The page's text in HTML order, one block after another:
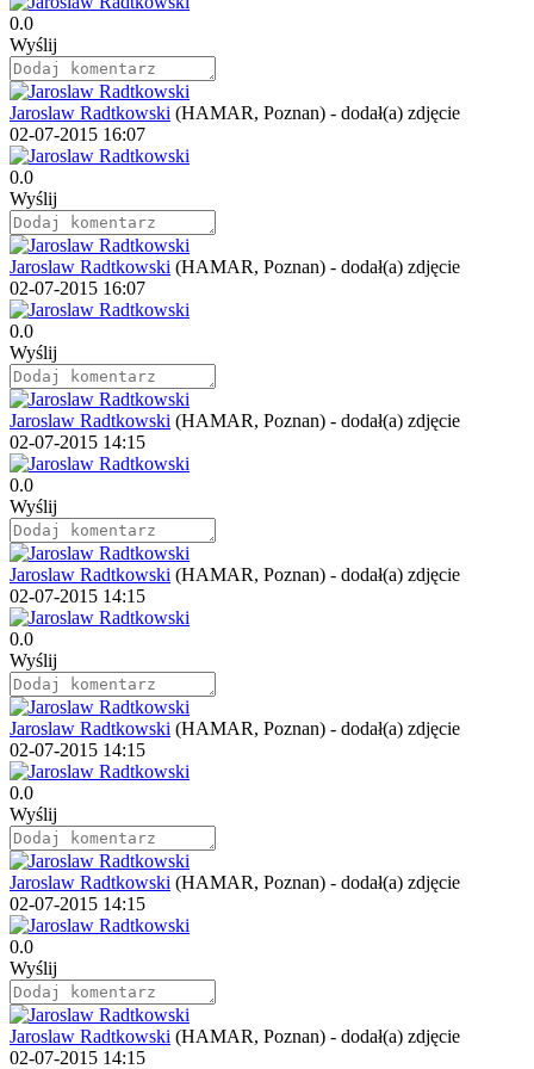
0.0
Wyślij
Jaroslaw Radtkowski (HAMAR, Poznan) - dodał(a) zdjęcie
02-07-2015 16:07
0.0
Wyślij
Jaroslaw Radtkowski (HAMAR, Poznan) - dodał(a) zdjęcie
02-07-2015 16:07
0.0
Wyślij
Jaroslaw Radtkowski (HAMAR, Poznan) - dodał(a) zdjęcie
02-07-2015 14:15
0.0
Wyślij
Jaroslaw Radtkowski (HAMAR, Poznan) - dodał(a) zdjęcie
02-07-2015 14:15
0.0
Wyślij
Jaroslaw Radtkowski (HAMAR, Poznan) - dodał(a) zdjęcie
02-07-2015 14:15
0.0
Wyślij
Jaroslaw Radtkowski (HAMAR, Poznan) - dodał(a) zdjęcie
02-07-2015 14:15
0.0
Wyślij
Jaroslaw Radtkowski (HAMAR, Poznan) - dodał(a) zdjęcie
02-07-2015 14:15